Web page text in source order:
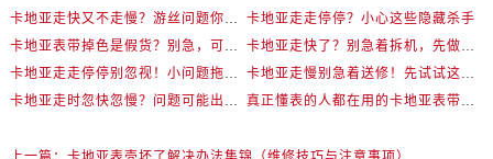
卡地亚走快又不走慢？游丝问题你了解多少？
卡地亚走走停停？小心这些隐藏杀手
卡地亚表带掉色是假货？别急，可能是这些日常习惯惹的祸
卡地亚走快了？别急着拆机，先做这一步
卡地亚走走停停别忽视！小问题拖成大修很烧钱
卡地亚走慢别急着送修！先试试这些方法
卡地亚走时忽快忽慢？问题可能出在你睡觉时！
真正懂表的人都在用的卡地亚表带调节技巧